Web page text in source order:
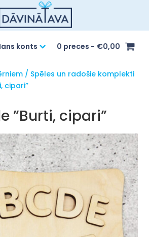
konts 0 preces €0,00
/ Spēles un radošie komplekti
cipari”
”Burti, cipari”